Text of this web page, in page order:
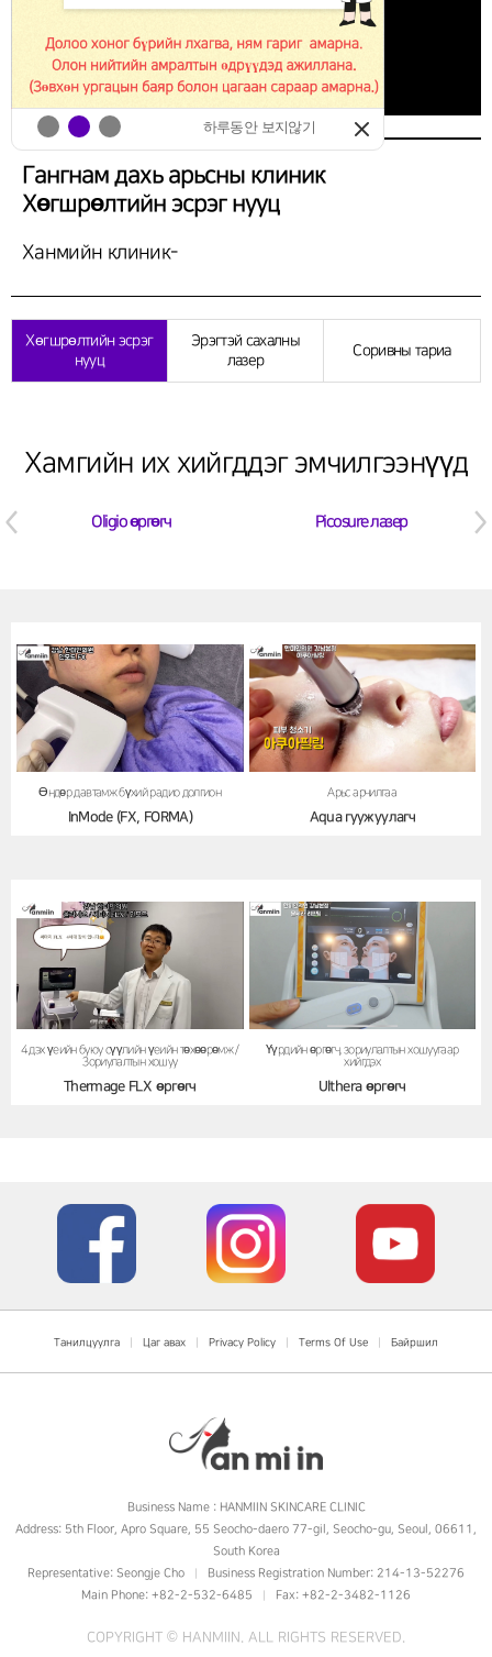
하루동안 보지않기
Гангнам дахь арьсны клиник
Хөгшрөлтийн эсрэг нууц
Ханмийн клиник-
Хөгшрөлтийн эсрэг
нууц
Эрэгтэй сахалны
лазер
Соривны тариа
Хамгийн их хийгддэг эмчилгээнүүд
Oligio өргөгч Picosure лазер
Өндөр давтамж бүхий радио долгион
InMode (FX, FORMA)
Арьс арчилгаа
Aqua гуужуулагч
4 дэх үеийн буюу сүүлийн үеийн төхөөрөмж /
Зориулалтын хошуу
Thermage FLX өргөгч
Үүрдийн өргөгч, зориулалтын хошуугаар
хийгдэх
Ulthera өргөгч
Танилцуулга Цаг авах Privacy Policy Terms Of Use Байршил
Business Name : HANMIIN SKINCARE CLINIC
Address: 5th Floor, Apro Square, 55 Seocho-daero 77-gil, Seocho-gu, Seoul, 06611,
South Korea
Representative: Seongje Cho
Business Registration Number: 214-13-52276
Main Phone: +82-2-532-6485
Fax: +82-2-3482-1126
COPYRIGHT © HANMIIN . ALL RIGHTS RESERVED.